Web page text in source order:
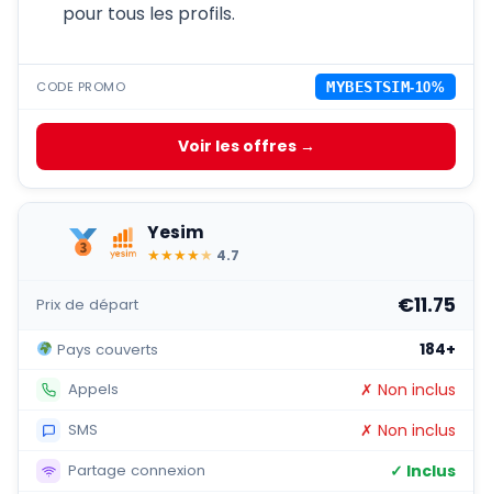
pour tous les profils.
CODE PROMO MYBESTSIM-10%
Voir les offres →
Yesim
★★★★★ 4.7
Prix de départ €11.75
Pays couverts 184+
Appels ✗ Non inclus
SMS ✗ Non inclus
Partage connexion ✓ Inclus